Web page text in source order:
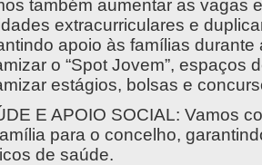
também aumentar as vagas
extracurriculares e
apoio às famílias
o “Spot Jovem”, espaços
estágios, bolsas e
E APOIO SOCIAL: Vamos
para o concelho,
de saúde.